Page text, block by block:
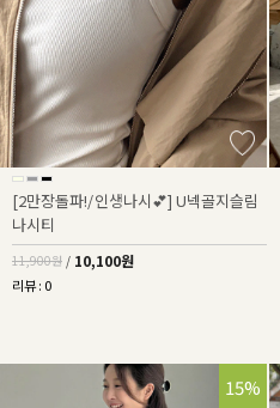
[2만장돌파!/인생나시💕] U넥골지슬림
나시티
11,900원 / 10,100원
리뷰 : 0
15%